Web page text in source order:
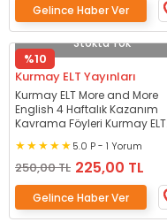
Gelince Haber Ver
Stokta Yok
%10
Kurmay ELT Yayınları
Kurmay ELT More and More
English 4 Haftalık Kazanım
Kavrama Föyleri Kurmay ELT
5.0 P - 1 Yorum
250,00 TL 225,00 TL
Gelince Haber Ver